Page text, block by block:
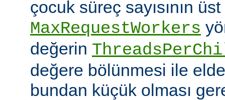
çocuk süreç sayısının üst
MaxRequestWorkers
değerin
değere bölünmesi ile
bundan küçük olması